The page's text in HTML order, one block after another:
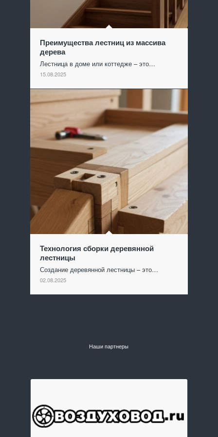
Преимущества лестниц из массива
дерева
Лестница в доме или коттедже – это…
15.08.2025
Технология сборки деревянной
лестницы
Создание деревянной лестницы – это…
02.08.2025
Наши партнеры